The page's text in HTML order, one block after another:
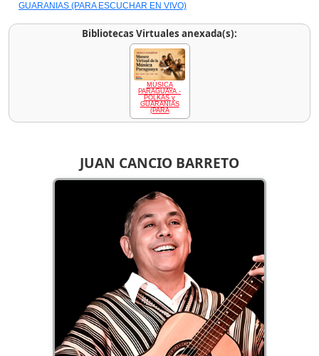
JUAN CANCIO BARRETO
GUARANIAS (PARA ESCUCHAR EN VIVO)
Bibliotecas Virtuales anexada(s):
MÚSICA
PARAGUAYA -
POLKAS y
GUARANIAS
(PARA